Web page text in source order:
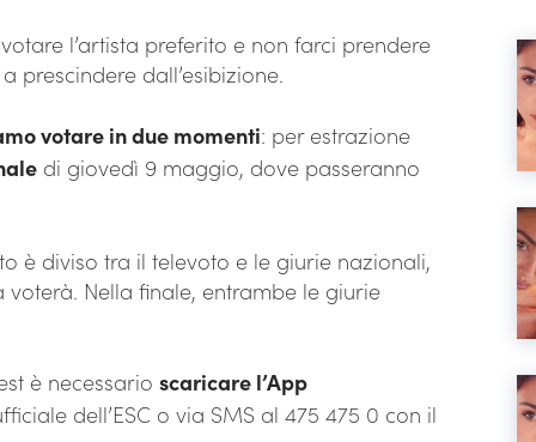
l’artista preferito e non farci prendere
prescindere dall’esibizione.
votare in due momenti: per estrazione
di giovedì 9 maggio, dove passeranno
è diviso tra il televoto e le giurie nazionali,
Nella finale, entrambe le giurie
è necessario scaricare l’App
dell’ESC o via SMS al 475 475 0 con il